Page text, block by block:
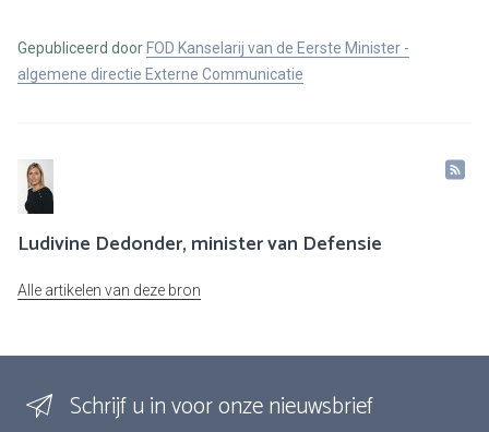
Gepubliceerd door FOD Kanselarij van de Eerste Minister -
algemene directie Externe Communicatie
Ludivine Dedonder, minister van Defensie
Alle artikelen van deze bron
Schrijf u in voor onze nieuwsbrief